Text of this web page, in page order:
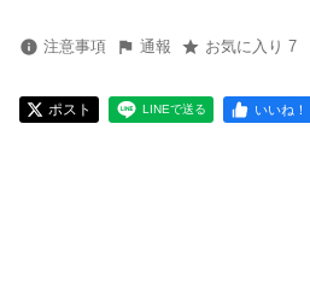
注意事項 通報 お気に入り 7
ポスト LINEで送る いいね！